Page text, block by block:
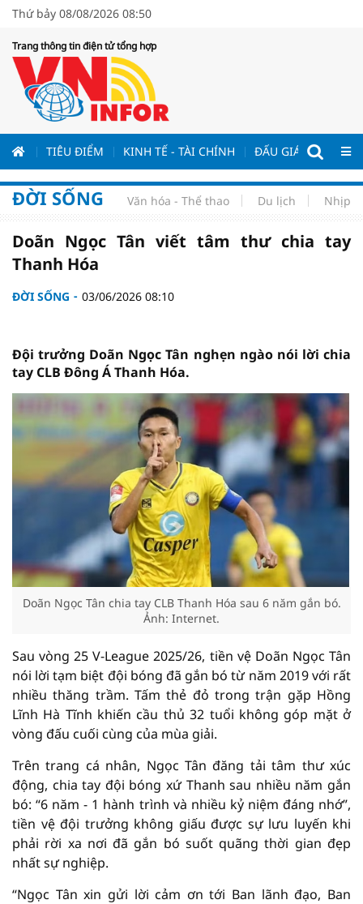
Thứ bảy 08/08/2026 08:50
Trang thông tin điện tử tổng hợp
TIÊU ĐIỂM KINH TẾ - TÀI CHÍNH ĐẤU GIÁ - ĐẤU
ĐỜI SỐNG Văn hóa - Thể thao Du lịch Nhịp
Doãn Ngọc Tân viết tâm thư chia tay
Thanh Hóa
ĐỜI SỐNG 03/06/2026 08:10
Đội trưởng Doãn Ngọc Tân nghẹn ngào nói lời chia
tay CLB Đông Á Thanh Hóa.
Doãn Ngọc Tân chia tay CLB Thanh Hóa sau 6 năm gắn bó.
Ảnh: Internet.
Sau vòng 25 V-League 2025/26, tiền vệ Doãn Ngọc Tân
nói lời tạm biệt đội bóng đã gắn bó từ năm 2019 với rất
nhiều thăng trầm. Tấm thẻ đỏ trong trận gặp Hồng
Lĩnh Hà Tĩnh khiến cầu thủ 32 tuổi không góp mặt ở
vòng đấu cuối cùng của mùa giải.
Trên trang cá nhân, Ngọc Tân đăng tải tâm thư xúc
động, chia tay đội bóng xứ Thanh sau nhiều năm gắn
bó: “6 năm - 1 hành trình và nhiều kỷ niệm đáng nhớ”,
tiền vệ đội trưởng không giấu được sự lưu luyến khi
phải rời xa nơi đã gắn bó suốt quãng thời gian đẹp
nhất sự nghiệp.
“Ngọc Tân xin gửi lời cảm ơn tới Ban lãnh đạo, Ban